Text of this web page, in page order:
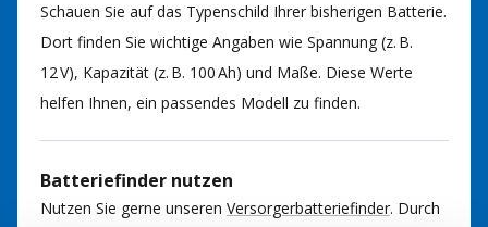
Schauen Sie auf das Typenschild Ihrer bisherigen Batterie.
Dort finden Sie wichtige Angaben wie Spannung (z. B.
12 V), Kapazität (z. B. 100 Ah) und Maße. Diese Werte
helfen Ihnen, ein passendes Modell zu finden.
Batteriefinder nutzen
Nutzen Sie gerne unseren Versorgerbatteriefinder. Durch